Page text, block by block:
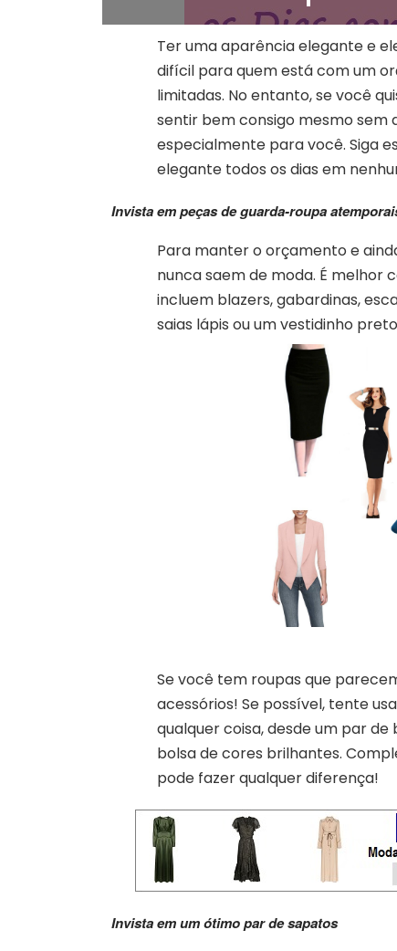
Ter uma aparência elegante e
difícil para quem está com um
limitadas. No entanto, se você
sentir bem consigo mesmo
especialmente para você. Siga
elegante todos os dias em
Invista em peças de guarda-roupa
Para manter o orçamento e
nunca saem de moda. É melhor
incluem blazers, gabardinas,
saias lápis ou um vestidinho
Se você tem roupas que
acessórios! Se possível, tente
qualquer coisa, desde um par
bolsa de cores brilhantes.
pode fazer qualquer diferença!
Invista em um ótimo par de sapatos